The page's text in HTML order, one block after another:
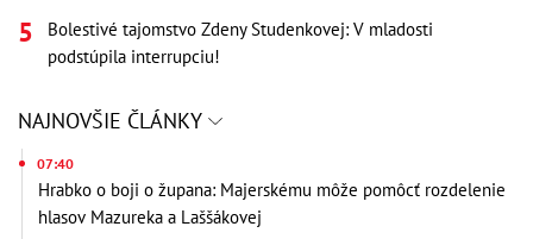
Bolestivé tajomstvo Zdeny Studenkovej: V mladosti
podstúpila interrupciu!
NAJNOVŠIE ČLÁNKY
07:40
Hrabko o boji o župana: Majerskému môže pomôcť rozdelenie
hlasov Mazureka a Laššákovej